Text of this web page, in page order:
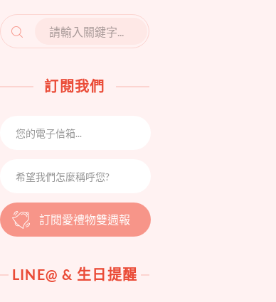
SEARCH
FOR:
訂閱我們
訂閱愛禮物雙週報
LINE@ & 生日提醒